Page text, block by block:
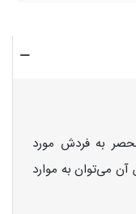
به فردش مورد
آن می‌توان به موارد